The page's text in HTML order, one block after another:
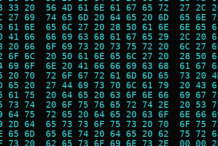
33 20  56 4D 61 6E 61 67 65 72  27
27 69  74 65 6D 20 64 65 20 6D  65
61 6E  65 6C 27 20 28 50 61 6E  6E
41 66  66 69 63 68 61 67 65 29  2C
20 66  6F 69 73 20 73 75 72 20  6C
6F 6C  20 50 61 6E 65 6C 27 20  28
69 6F  6E 20 41 66 66 69 63 68  61
20 70  72 6F 67 72 61 6D 6D 65  73
65 20  27 44 69 73 70 6C 61 79  20
61 75  20 64 65 20 63 6F 6E 66  69
73 74  20 6F 75 76 65 72 74 2E  20
64 75  72 65 20 64 65 20 63 6F  6E
2D 64  65 73 73 6F 75 73 20 70  6F
65 6D  65 6E 74 20 64 65 20 62  75
73 20  62 65 73 6F 69 6E 73 2E  00